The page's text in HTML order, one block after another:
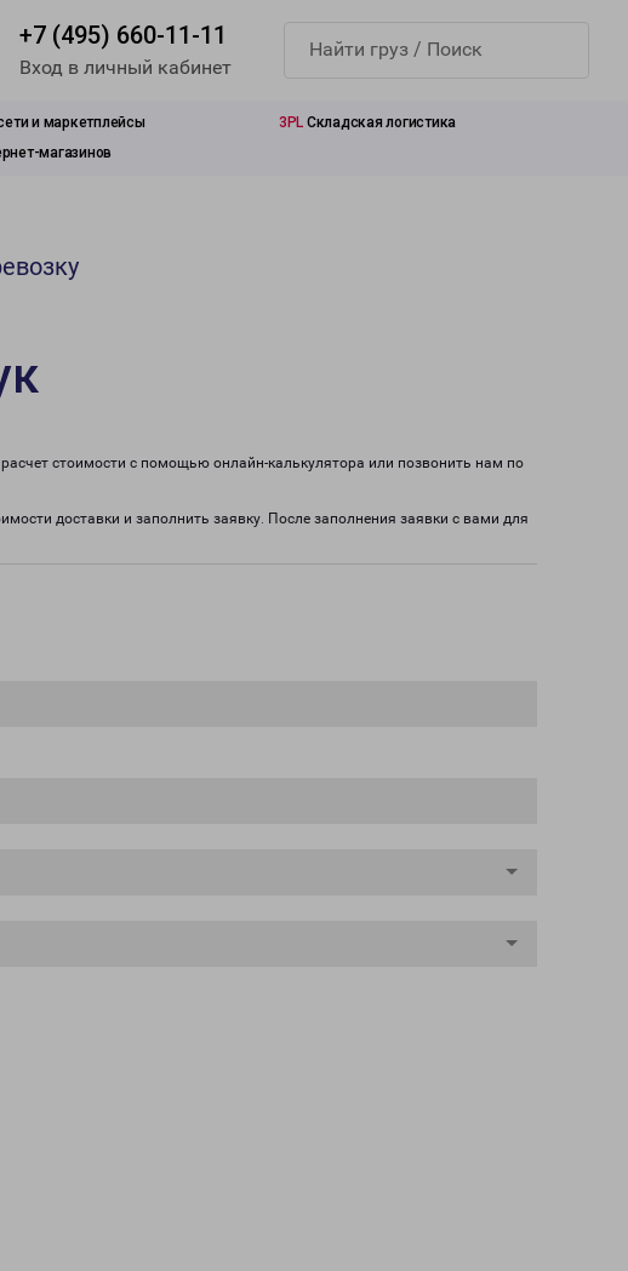
+7 (495) 660-11-11
Вход в личный кабинет
и маркетплейсы 3PL Складская логистика
магазинов
стоимости с помощью онлайн-калькулятора или позвонить нам по
доставки и заполнить заявку. После заполнения заявки с вами для